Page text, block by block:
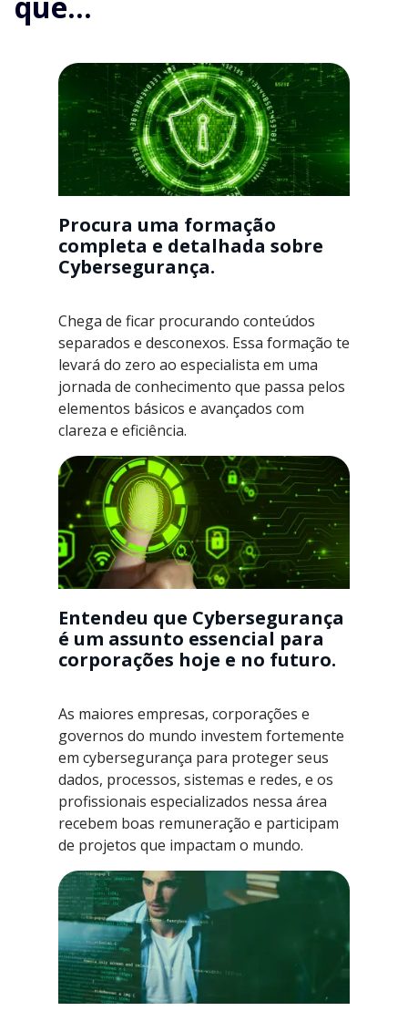
Procura uma formação
completa e detalhada sobre
Cybersegurança.
Chega de ficar procurando conteúdos
separados e desconexos. Essa formação te
levará do zero ao especialista em uma
jornada de conhecimento que passa pelos
elementos básicos e avançados com
clareza e eficiência.
Entendeu que Cybersegurança
é um assunto essencial para
corporações hoje e no futuro.
As maiores empresas, corporações e
governos do mundo investem fortemente
em cybersegurança para proteger seus
dados, processos, sistemas e redes, e os
profissionais especializados nessa área
recebem boas remuneração e participam
de projetos que impactam o mundo.